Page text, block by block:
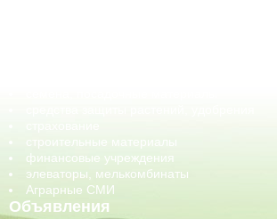
строительные материалы
финансовые учреждения
элеваторы, мелькомбинаты
Аграрные СМИ
Объявления